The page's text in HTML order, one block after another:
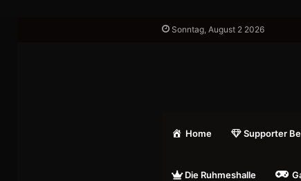
Sonntag, August 2 2026
Home Supporter
Die Ruhmeshalle